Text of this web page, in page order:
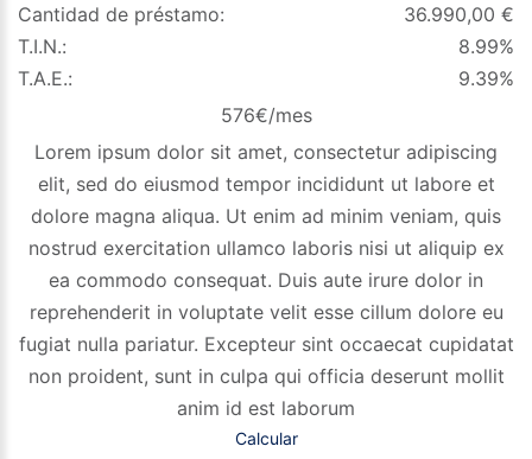
Cantidad de préstamo: 36.990,00 €
T.I.N.:
8.99%
T.A.E.:
9.39%
576€/mes
Lorem ipsum dolor sit amet, consectetur adipiscing
elit, sed do eiusmod tempor incididunt ut labore et
dolore magna aliqua. Ut enim ad minim veniam, quis
nostrud exercitation ullamco laboris nisi ut aliquip ex
ea commodo consequat. Duis aute irure dolor in
reprehenderit in voluptate velit esse cillum dolore eu
fugiat nulla pariatur. Excepteur sint occaecat cupidatat
non proident, sunt in culpa qui officia deserunt mollit
anim id est laborum
Calcular